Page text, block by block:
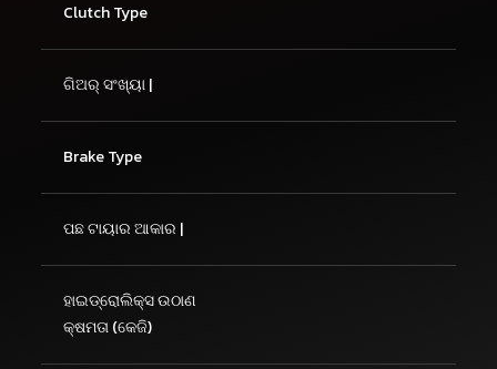
Clutch Type
ଗିଅର୍ ସଂଖ୍ୟା |
Brake Type
ପଛ ଟାୟାର ଆକାର |
ହାଇଡ୍ରୋଲିକ୍ସ ଉଠାଣ
କ୍ଷମତା (କେଜି)